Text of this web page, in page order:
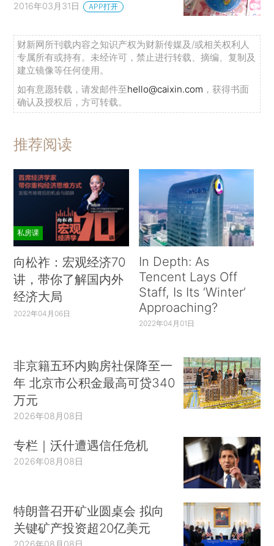
2016年03月31日 APP打开
财新网所刊载内容之知识产权为财新传媒及/或相关权利人
专属所有或持有。未经许可，禁止进行转载、摘编、复制及
建立镜像等任何使用。
如有意愿转载，请发邮件至hello@caixin.com ，获得书面
确认及授权后，方可转载。
推荐阅读
私房课
向松祚：宏观经济70
讲，带你了解国内外
经济大局
2022年04月06日
In Depth: As
Tencent Lays Off
Staff, Is Its ‘Winter’
Approaching?
2022年04月01日
非京籍五环内购房社保降至一
年 北京市公积金最高可贷340
万元
2026年08月08日
专栏｜沃什遭遇信任危机
2026年08月08日
特朗普召开矿业圆桌会 拟向
关键矿产投资超20亿美元